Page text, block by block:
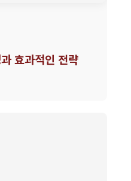
효과적인 전략